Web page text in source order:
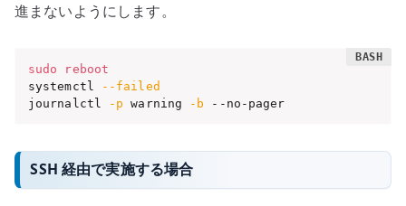
進まないようにします。
sudo
reboot
systemctl
--failed
journalctl
-p warning -b --no-pager
SSH 経由で実施する場合